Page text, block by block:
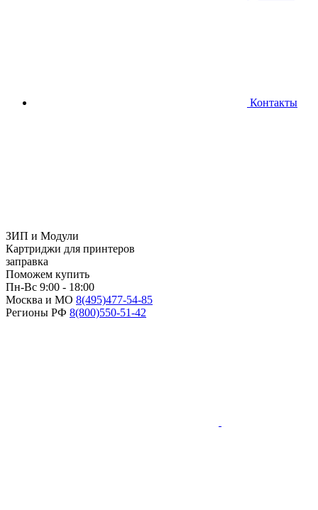
Контакты
ЗИП и Модули
Картриджи для принтеров
заправка
Поможем купить
Пн-Вс 9:00 - 18:00
Москва и МО 8(495)477-54-85
Регионы РФ 8(800)550-51-42